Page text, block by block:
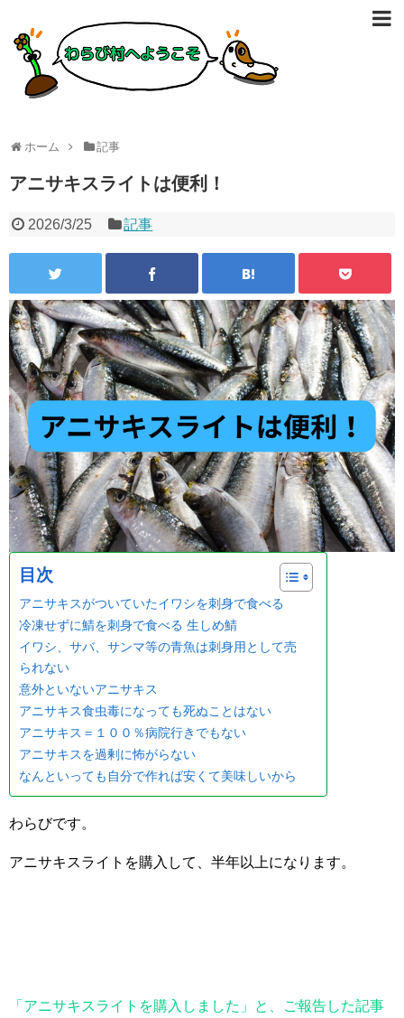
ホーム 記事
アニサキスライトは便利！
2026/3/25 記事
目次
アニサキスがついていたイワシを刺身で食べる
冷凍せずに鯖を刺身で食べる 生しめ鯖
イワシ、サバ、サンマ等の青魚は刺身用として売
られない
意外といないアニサキス
アニサキス食虫毒になっても死ぬことはない
アニサキス＝１００％病院行きでもない
アニサキスを過剰に怖がらない
なんといっても自分で作れば安くて美味しいから
わらびです。
アニサキスライトを購入して、半年以上になります。
「アニサキスライトを購入しました」と、ご報告した記事